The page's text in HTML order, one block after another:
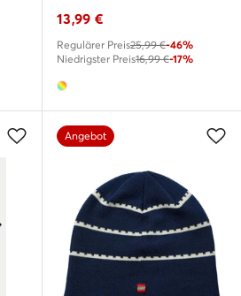
13,99 €
Regulärer Preis25,99 €-46%
Niedrigster Preis16,99 €-17%
Angebot